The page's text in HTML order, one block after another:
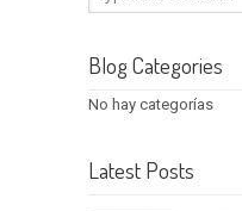
Blog Categories
No hay categorías
Latest Posts